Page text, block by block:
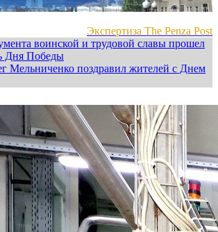
Экспертиза The Penza Post
воинской и трудовой славы прошел
Дня Победы
Мельниченко поздравил жителей с Днем